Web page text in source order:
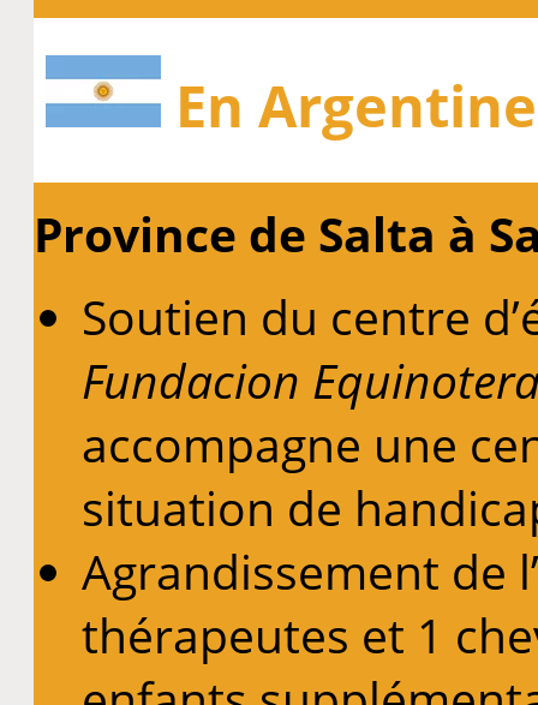
En
Province de Salta à
Soutien du centre
Fundacion
accompagne une
situation de
Agrandissement de
thérapeutes et 1